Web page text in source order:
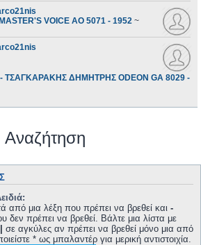
VOICE AO 5071 - 1952 ~
ΤΣΑΓΚΑΡΑΚΗΣ ΔΗΜΗΤΡΗΣ ODEON GA 8029 -
Αναζήτηση
από μια λέξη που πρέπει να βρεθεί και -
δεν πρέπει να βρεθεί. Βάλτε μια λίστα με
| σε αγκύλες αν πρέπει να βρεθεί μόνο μια από
* ως μπαλαντέρ για μερική αντιστοιχία.